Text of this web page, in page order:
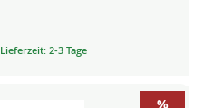
Lieferzeit: 2-3 Tage
%